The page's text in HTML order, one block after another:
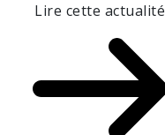
Lire cette actualité